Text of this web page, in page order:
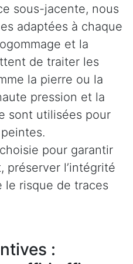
sous-jacente, nous
adaptées à chaque
et la
de traiter les
la pierre ou la
pression et la
sont utilisées pour
pour garantir
préserver l’intégrité
le risque de traces
: